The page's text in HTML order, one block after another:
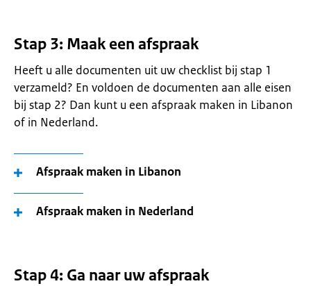
Stap 3: Maak een afspraak
Heeft u alle documenten uit uw checklist bij stap 1
verzameld? En voldoen de documenten aan alle eisen
bij stap 2? Dan kunt u een afspraak maken in Libanon
of in Nederland.
Afspraak maken in Libanon
Afspraak maken in Nederland
Stap 4: Ga naar uw afspraak